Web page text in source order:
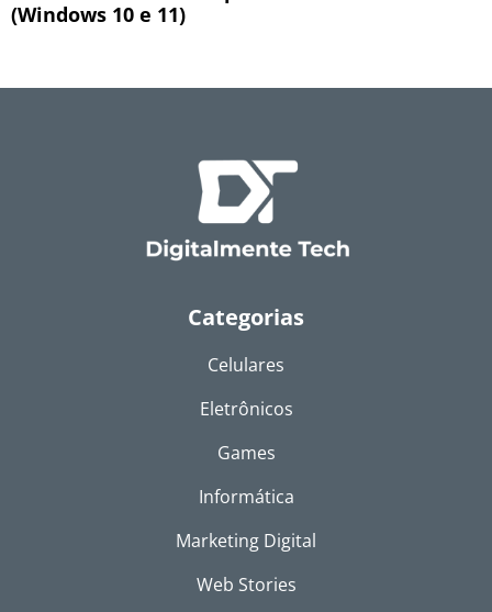
(Windows 10 e 11)
Categorias
Celulares
Eletrônicos
Games
Informática
Marketing Digital
Web Stories